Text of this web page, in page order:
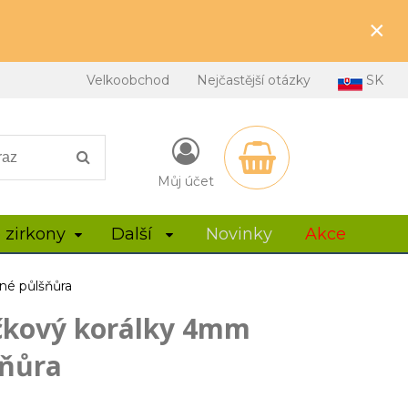
×
Velkoobchod Nejčastější otázky SK
Můj účet
zirkony Další Novinky Akce
půlšňůra
korálky 4mm